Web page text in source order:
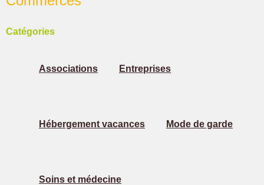
Catégories
Associations Entreprises
Hébergement vacances Mode de garde
Soins et médecine